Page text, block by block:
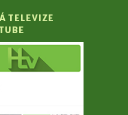
TELEVIZE